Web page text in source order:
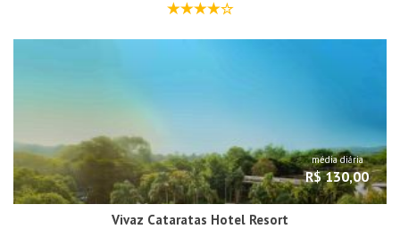
média diária
R$ 130,00
Vivaz Cataratas Hotel Resort